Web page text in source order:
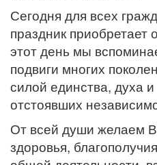
Сегодня для всех
праздник приобретает
этот день мы
подвиги многих
силой единства, духа
отстоявших
От всей души желаем
здоровья,